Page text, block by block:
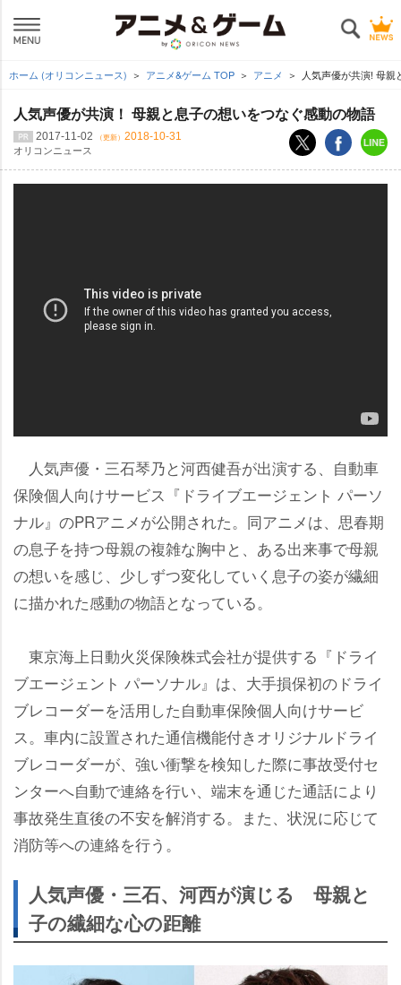
ホーム (オリコンニュース) アニメ&ゲーム TOP アニメ 人気声優が共演! 母
人気声優が共演！ 母親と息子の想いをつなぐ感動の物語
2017-11-02 （更新） 2018-10-31
オリコンニュース
人気声優・三石琴乃と河西健吾が出演する、自動車
保険個人向けサービス『ドライブエージェント パーソ
ナル』のPRアニメが公開された。同アニメは、思春期
の息子を持つ母親の複雑な胸中と、ある出来事で母親
の想いを感じ、少しずつ変化していく息子の姿が繊細
に描かれた感動の物語となっている。
東京海上日動火災保険株式会社が提供する『ドライ
ブエージェント パーソナル』は、大手損保初のドライ
ブレコーダーを活用した自動車保険個人向けサービ
ス。車内に設置された通信機能付きオリジナルドライ
ブレコーダーが、強い衝撃を検知した際に事故受付セ
ンターへ自動で連絡を行い、端末を通じた通話により
事故発生直後の不安を解消する。また、状況に応じて
消防等への連絡を行う。
人気声優・三石、河西が演じる 母親と
子の繊細な心の距離